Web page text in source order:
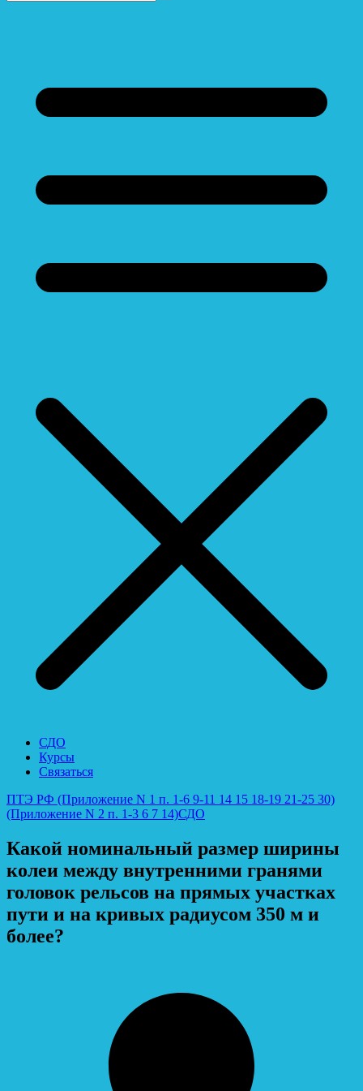
СДО
Курсы
Связаться
ПТЭ РФ (Приложение N 1 п. 1-6 9-11 14 15 18-19 21-25 30)
(Приложение N 2 п. 1-3 6 7 14)СДО
Какой номинальный размер ширины
колеи между внутренними гранями
головок рельсов на прямых участках
пути и на кривых радиусом 350 м и
более?